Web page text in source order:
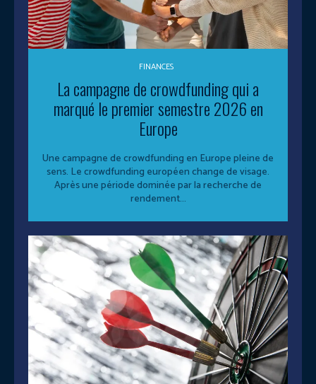
FINANCES
La campagne de crowdfunding qui a
marqué le premier semestre 2026 en
Europe
Une campagne de crowdfunding en Europe pleine de
sens. Le crowdfunding européen change de visage.
Après une période dominée par la recherche de
rendement...